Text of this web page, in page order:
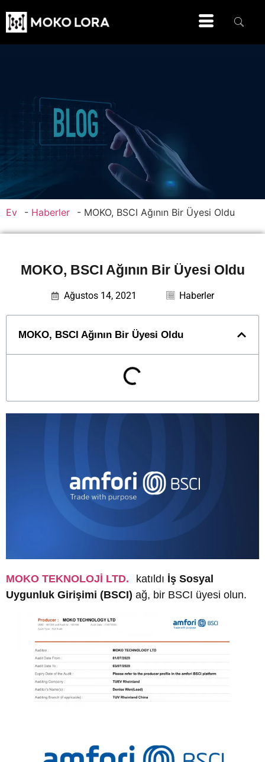
Ev - Haberler - MOKO, BSCI Ağının Bir Üyesi Oldu
MOKO, BSCI Ağının Bir Üyesi Oldu
Ağustos 14, 2021 Haberler
MOKO, BSCI Ağının Bir Üyesi Oldu
MOKO TEKNOLOJİ LTD. katıldı İş Sosyal
Uygunluk Girişimi (BSCI) ağ, bir BSCI üyesi olun.